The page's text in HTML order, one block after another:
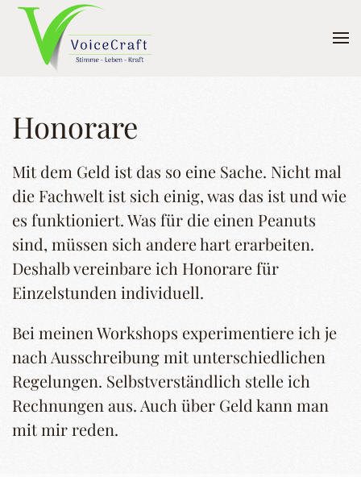
Skip to main content
Honorare
Mit dem Geld ist das so eine Sache. Nicht mal
die Fachwelt ist sich einig, was das ist und wie
es funktioniert. Was für die einen Peanuts
sind, müssen sich andere hart erarbeiten.
Deshalb vereinbare ich Honorare für
Einzelstunden individuell.
Bei meinen Workshops experimentiere ich je
nach Ausschreibung mit unterschiedlichen
Regelungen. Selbstverständlich stelle ich
Rechnungen aus. Auch über Geld kann man
mit mir reden.